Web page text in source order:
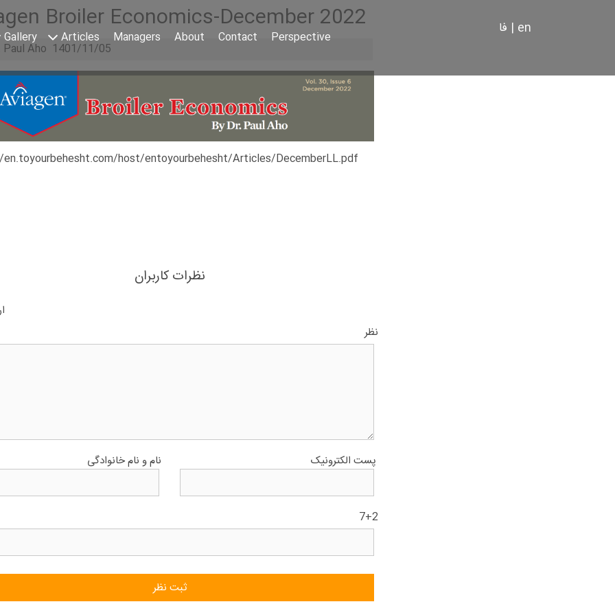
Gallery Articles Managers About Contact Perspective فا | en
Broiler Economics-December 2022
Paul Aho 1401/11/05
host/entoyourbehesht/Articles/DecemberLL.pdf
نظرات کاربران
نظر
نام و نام خانوادگی پست الکترونیک
7+2